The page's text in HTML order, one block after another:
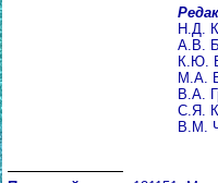
Н.Д.
А.В.
К.Ю.
М.А.
В.А.
С.Я.
В.М.